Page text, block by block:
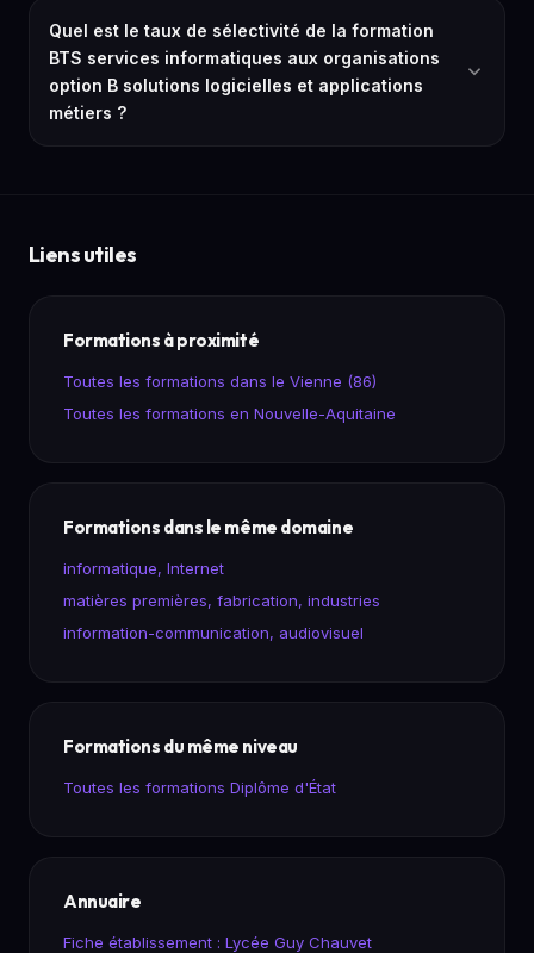
Quel est le taux de sélectivité de la formation
BTS services informatiques aux organisations
option B solutions logicielles et applications
métiers ?
Liens utiles
Formations à proximité
Toutes les formations dans le Vienne (86)
Toutes les formations en Nouvelle-Aquitaine
Formations dans le même domaine
informatique, Internet
matières premières, fabrication, industries
information-communication, audiovisuel
Formations du même niveau
Toutes les formations Diplôme d'État
Annuaire
Fiche établissement : Lycée Guy Chauvet